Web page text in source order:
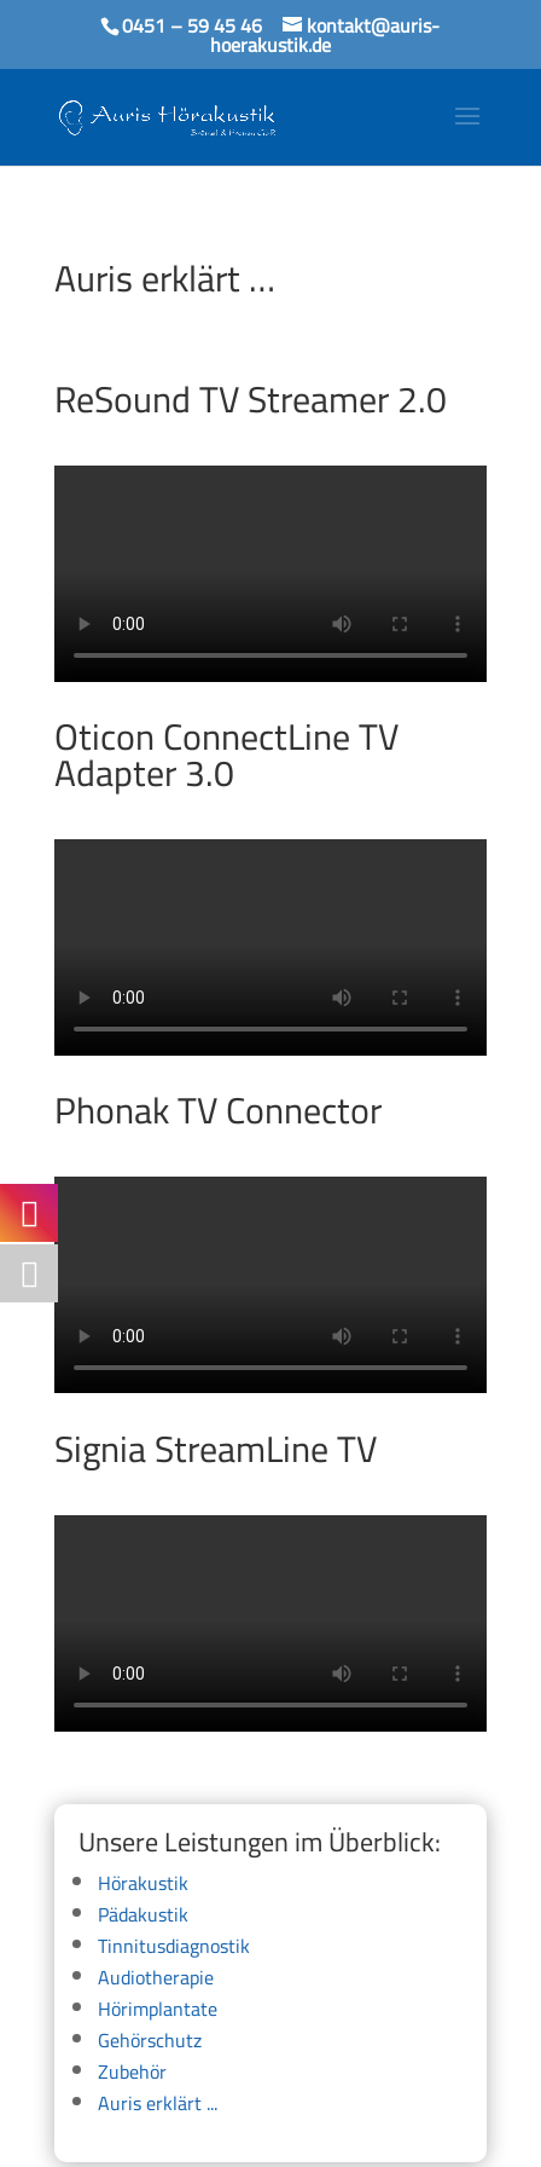
0451 – 59 45 46 kontakt@auris-
hoerakustik.de
Auris erklärt …
ReSound TV Streamer 2.0
Oticon ConnectLine TV
Adapter 3.0
Phonak TV Connector
Signia StreamLine TV
Unsere Leistungen im Überblick:
Hörakustik
Pädakustik
Tinnitusdiagnostik
Audiotherapie
Hörimplantate
Gehörschutz
Zubehör
Auris erklärt ...